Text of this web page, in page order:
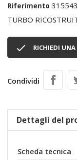
Riferimento
TURBO
 RICHIEDI
Condividi
Dettagli del
Scheda tecnica